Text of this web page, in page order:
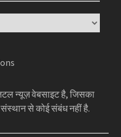
न्यूज़ वेबसाइट है, जिसका
से कोई संबंध नहीं है.